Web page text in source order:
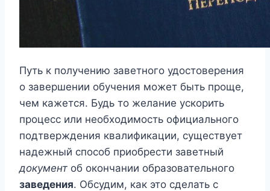
Путь к получению заветного удостоверения
о завершении обучения может быть проще,
чем кажется. Будь то желание ускорить
процесс или необходимость официального
подтверждения квалификации, существует
надежный способ приобрести заветный
документ об окончании образовательного
заведения. Обсудим, как это сделать с